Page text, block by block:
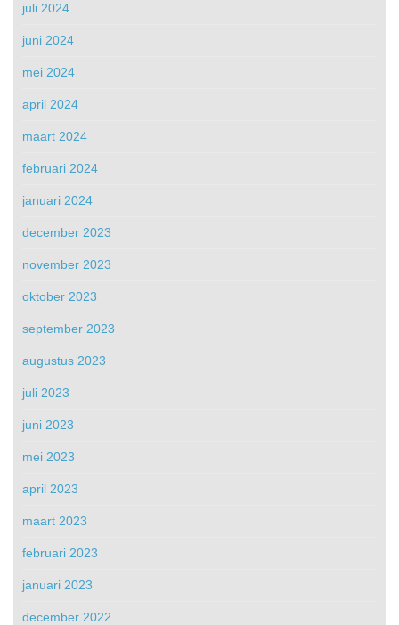
juli 2024
juni 2024
mei 2024
april 2024
maart 2024
februari 2024
januari 2024
december 2023
november 2023
oktober 2023
september 2023
augustus 2023
juli 2023
juni 2023
mei 2023
april 2023
maart 2023
februari 2023
januari 2023
december 2022